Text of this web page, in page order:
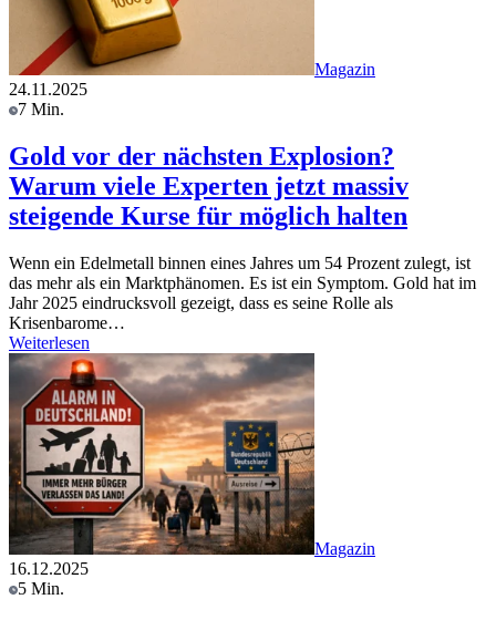
Magazin
24.11.2025
7 Min.
Gold vor der nächsten Explosion?
Warum viele Experten jetzt massiv
steigende Kurse für möglich halten
Wenn ein Edelmetall binnen eines Jahres um 54 Prozent zulegt, ist
das mehr als ein Marktphänomen. Es ist ein Symptom. Gold hat im
Jahr 2025 eindrucksvoll gezeigt, dass es seine Rolle als
Krisenbarome…
Weiterlesen
Magazin
16.12.2025
5 Min.